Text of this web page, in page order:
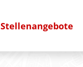
Stellenangebote